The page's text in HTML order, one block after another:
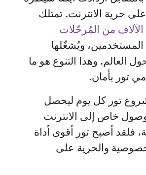
حرية الانترنت. تمتلك
من المُرحّلات
ويُشغّلها
العالم. وهذا التنوع هو ما
تور بأمان.
تور كل يوم ليحصل
خاص إلى الانترنت
فلقد أصبح تور أقوى أداة
والحرية على